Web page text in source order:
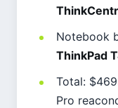
Notebook
ThinkPad
Total:
Pro